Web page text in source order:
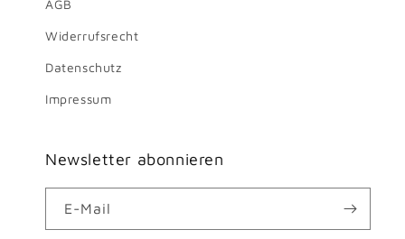
AGB
Widerrufsrecht
Datenschutz
Impressum
Newsletter abonnieren
E-Mail